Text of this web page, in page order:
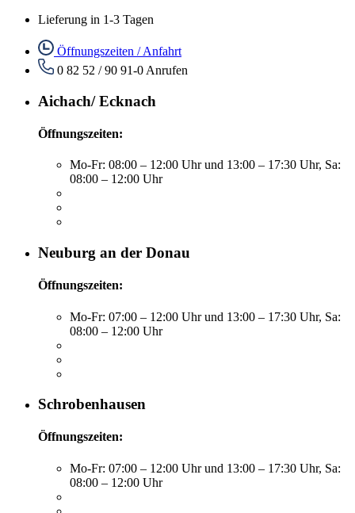
Lieferung in 1-3 Tagen
Öffnungszeiten / Anfahrt
0 82 52 / 90 91-0 Anrufen
Aichach/ Ecknach
Öffnungszeiten:
Mo-Fr: 08:00 – 12:00 Uhr und 13:00 – 17:30 Uhr, Sa:
08:00 – 12:00 Uhr
Neuburg an der Donau
Öffnungszeiten:
Mo-Fr: 07:00 – 12:00 Uhr und 13:00 – 17:30 Uhr, Sa:
08:00 – 12:00 Uhr
Schrobenhausen
Öffnungszeiten:
Mo-Fr: 07:00 – 12:00 Uhr und 13:00 – 17:30 Uhr, Sa:
08:00 – 12:00 Uhr